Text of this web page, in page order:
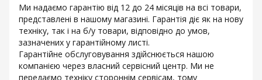
Ми надаємо гарантію від 12 до 24 місяців на всі товари,
представлені в нашому магазині. Гарантія діє як на нову
техніку, так і на б/у товари, відповідно до умов,
зазначених у гарантійному листі.
Гарантійне обслуговування здійснюється нашою
компанією через власний сервісний центр. Ми не
передаємо техніку стороннім сервісам, тому